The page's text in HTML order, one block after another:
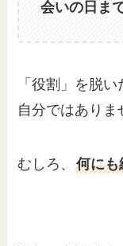
会いの日まで
「役割」を脱
自分ではありま
むしろ、何にも